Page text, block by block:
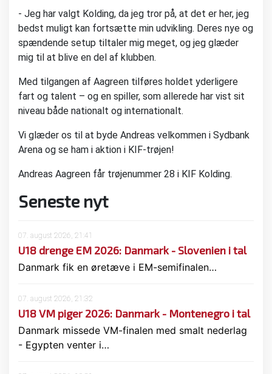
- Jeg har valgt Kolding, da jeg tror på, at det er her, jeg
bedst muligt kan fortsætte min udvikling. Deres nye og
spændende setup tiltaler mig meget, og jeg glæder
mig til at blive en del af klubben.
Med tilgangen af Aagreen tilføres holdet yderligere
fart og talent – og en spiller, som allerede har vist sit
niveau både nationalt og internationalt.
Vi glæder os til at byde Andreas velkommen i Sydbank
Arena og se ham i aktion i KIF-trøjen!
Andreas Aagreen får trøjenummer 28 i KIF Kolding.
Seneste nyt
07. august 2026, 21:41
U18 drenge EM 2026: Danmark - Slovenien i tal
Danmark fik en øretæve i EM-semifinalen…
07. august 2026, 21:32
U18 VM piger 2026: Danmark - Montenegro i tal
Danmark missede VM-finalen med smalt nederlag
- Egypten venter i…